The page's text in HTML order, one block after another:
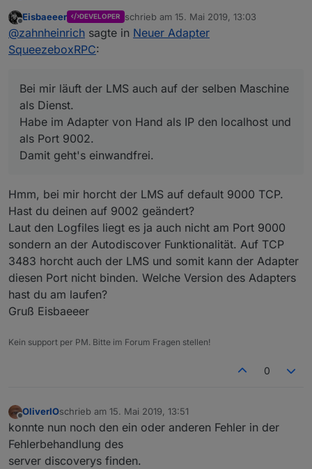
Habe im Adapter von Hand als IP den localhost
und als Port 9002.
Damit geht's einwandfrei.
Offline
Eisbaeeer DEVELOPER schrieb am 15. Mai 2019, 13:03
zuletzt editiert von
@zahnheinrich sagte in Neuer Adapter
SqueezeboxRPC:
Bei mir läuft der LMS auch auf der selben Maschine
als Dienst.
Habe im Adapter von Hand als IP den localhost und
als Port 9002.
Damit geht's einwandfrei.
Hmm, bei mir horcht der LMS auf default 9000 TCP.
Hast du deinen auf 9002 geändert?
Laut den Logfiles liegt es ja auch nicht am Port 9000
sondern an der Autodiscover Funktionalität. Auf TCP
3483 horcht auch der LMS und somit kann der Adapter
diesen Port nicht binden. Welche Version des Adapters
hast du am laufen?
Gruß Eisbaeeer
Kein support per PM. Bitte im Forum Fragen stellen!
0
Offline
OliverIOschrieb am 15. Mai 2019, 13:51
zuletzt editiert von
konnte nun noch den ein oder anderen Fehler in der
Fehlerbehandlung des
server discoverys finden.